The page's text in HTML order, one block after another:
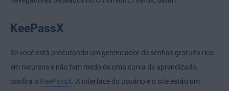
KeePassX
Se você está procurando um gerenciador de senhas gratuito rico
em recursos e não tem medo de uma curva de aprendizado,
confira o KeePassX. A interface do usuário e o site estão um